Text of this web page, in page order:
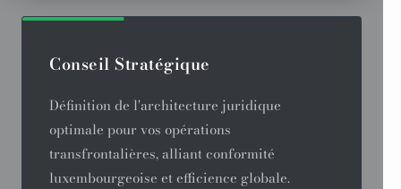
Conseil Stratégique
Définition de l'architecture juridique
optimale pour vos opérations
transfrontalières, alliant conformité
luxembourgeoise et efficience globale.